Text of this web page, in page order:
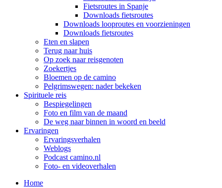
Fietsroutes in Spanje
Downloads fietsroutes
Downloads looproutes en voorzieningen
Downloads fietsroutes
Eten en slapen
Terug naar huis
Op zoek naar reisgenoten
Zoekertjes
Bloemen op de camino
Pelgrimswegen: nader bekeken
Spirituele reis
Bespiegelingen
Foto en film van de maand
De weg naar binnen in woord en beeld
Ervaringen
Ervaringsverhalen
Weblogs
Podcast camino.nl
Foto- en videoverhalen
Home